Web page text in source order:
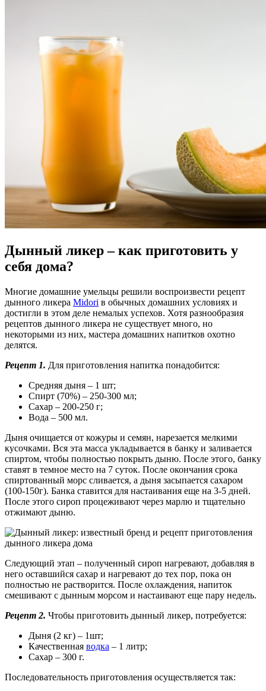
Дынный ликер – как приготовить у
себя дома?
Многие домашние умельцы решили воспроизвести рецепт
дынного ликера Midori в обычных домашних условиях и
достигли в этом деле немалых успехов. Хотя разнообразия
рецептов дынного ликера не существует много, но
некоторыми из них, мастера домашних напитков охотно
делятся.
Рецепт 1. Для приготовления напитка понадобится:
Средняя дыня – 1 шт;
Спирт (70%) – 250-300 мл;
Сахар – 200-250 г;
Вода – 500 мл.
Дыня очищается от кожуры и семян, нарезается мелкими
кусочками. Вся эта масса укладывается в банку и заливается
спиртом, чтобы полностью покрыть дыню. После этого, банку
ставят в темное место на 7 суток. После окончания срока
спиртованный морс сливается, а дыня засыпается сахаром
(100-150г). Банка ставится для настаивания еще на 3-5 дней.
После этого сироп процеживают через марлю и тщательно
отжимают дыню.
Следующий этап – полученный сироп нагревают, добавляя в
него оставшийся сахар и нагревают до тех пор, пока он
полностью не растворится. После охлаждения, напиток
смешивают с дынным морсом и настаивают еще пару недель.
Рецепт 2. Чтобы приготовить дынный ликер, потребуется:
Дыня (2 кг) – 1шт;
Качественная водка – 1 литр;
Сахар – 300 г.
Последовательность приготовления осуществляется так: